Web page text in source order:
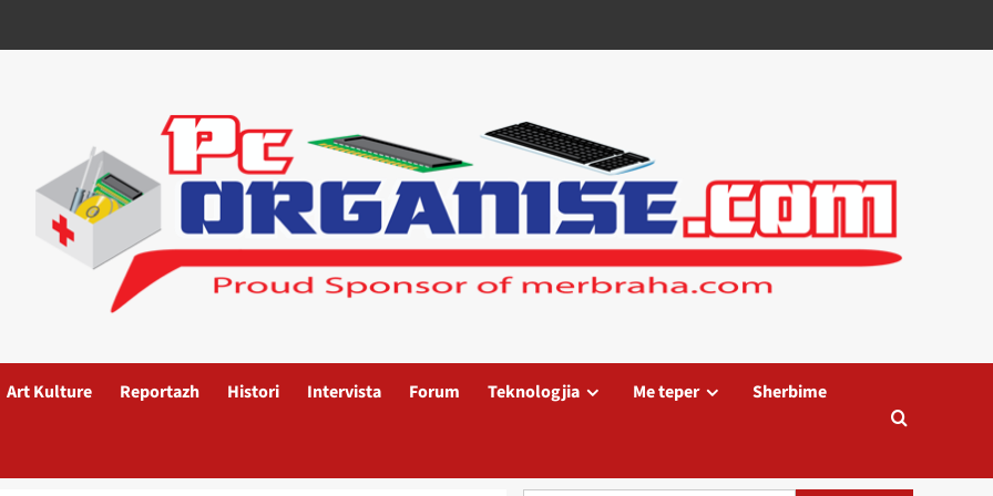
Art Kulture Reportazh Histori Intervista Forum Teknologjia Me teper Sherbime